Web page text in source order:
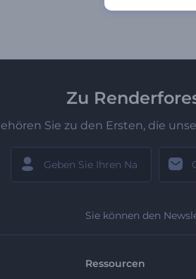
Zu
Sie zu den Ersten, die
Sie können den
Ressourcen